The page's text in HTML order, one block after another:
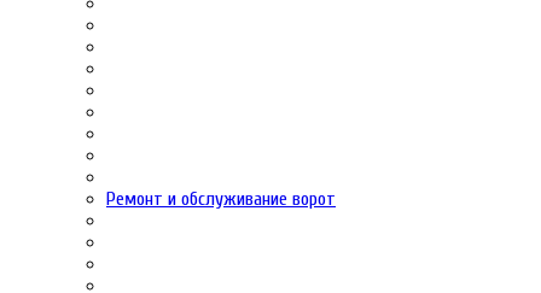
Ремонт и обслуживание ворот